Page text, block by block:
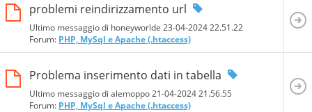
problemi reindirizzamento url
Ultimo messaggio di honeyworlde 23-04-202422.51.22
Forum: PHP, MySql e Apache (.htaccess)
Problema inserimento dati in tabella
Ultimo messaggio di alemoppo 21-04-202421.56.55
Forum: PHP, MySql e Apache (.htaccess)